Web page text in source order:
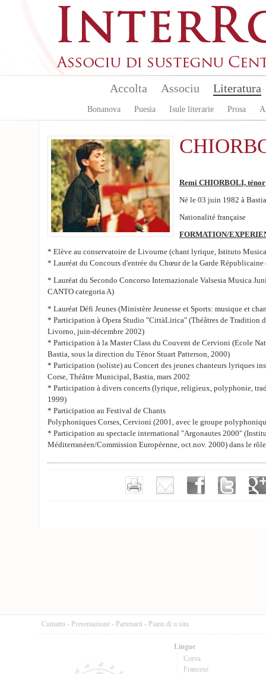
Accolta Associu Literatura
Bonanova Puesia Isule literarie Prosa
Remi CHIORBOLI, ténor
Né le 03 juin 1982 à
Nationalité française
FORMATION/
* Elève au conservatoire de Livourne (chant lyrique, Istituto
* Lauréat du Concours d'entrée du Chœur de la Garde
* Lauréat du Secondo Concorso Internazionale Valsesia Musica
CANTO categoria A)
* Lauréat Défi Jeunes (Ministère Jeunesse et Sports: musique et
* Participation à Opera Studio "CittàLirica" (Théâtres de Tradition
Livorno, juin-décembre 2002)
* Participation à la Master Class du Couvent de Cervioni (Ecole
Bastia, sous la direction du Ténor Stuart Patterson, 2000)
* Participation (soliste) au Concert des jeunes chanteurs lyriques
Corse, Théâtre Municipal, Bastia, mars 2002
* Participation à divers concerts (lyrique, religieux, polyphonie,
1999)
* Participation au Festival de Chants
Polyphoniques Corses, Cervioni (2001, avec le groupe
* Participation au spectacle international "Argonautes 2000"
Méditerranéen/Commission Européenne, oct.nov. 2000) dans le
Cuntattu - Presentazione - Partenarii - Pianu di u situ
Lingue
Corsu
Francese